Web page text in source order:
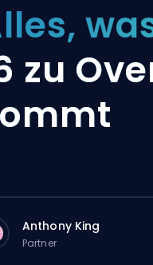
zu
Anthony King
Partner